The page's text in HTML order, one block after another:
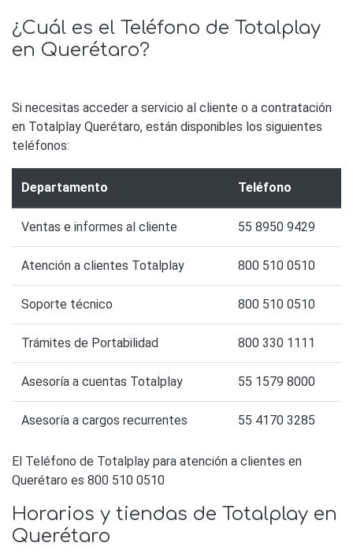
¿Cuál es el Teléfono de Totalplay
en Querétaro?
Si necesitas acceder a servicio al cliente o a contratación
en Totalplay Querétaro, están disponibles los siguientes
teléfonos:
Departamento Teléfono
Ventas e informes al cliente 55 8950 9429
Atención a clientes Totalplay 800 510 0510
Soporte técnico 800 510 0510
Trámites de Portabilidad 800 330 1111
Asesoría a cuentas Totalplay 55 1579 8000
Asesoría a cargos recurrentes 55 4170 3285
El Teléfono de Totalplay para atención a clientes en
Querétaro es 800 510 0510
Horarios y tiendas de Totalplay en
Querétaro